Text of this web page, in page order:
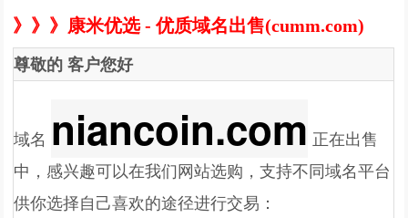
》》》康米优选 - 优质域名出售(cumm.com)
尊敬的客户您好
域名 niancoin.com 正在出售
中，感兴趣可以在我们网站选购，支持不同域名平台
供你选择自己喜欢的途径进行交易：